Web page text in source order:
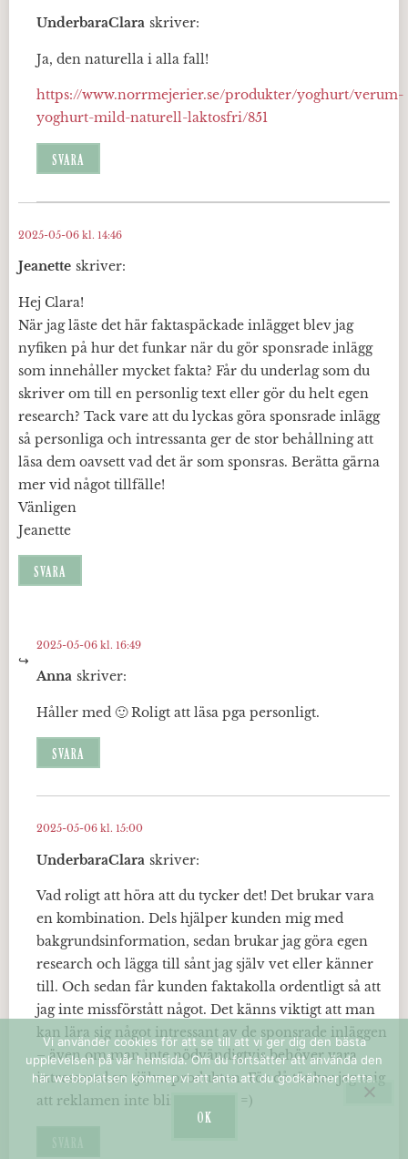
UnderbaraClara skriver:
Ja, den naturella i alla fall!
https://www.norrmejerier.se/produkter/yoghurt/verum-
yoghurt-mild-naturell-laktosfri/851
SVARA
Jeanette skriver:
2025-05-06 kl. 14:46
Hej Clara!
När jag läste det här faktaspäckade inlägget blev jag
nyfiken på hur det funkar när du gör sponsrade inlägg
som innehåller mycket fakta? Får du underlag som du
skriver om till en personlig text eller gör du helt egen
research? Tack vare att du lyckas göra sponsrade inlägg
så personliga och intressanta ger de stor behållning att
läsa dem oavsett vad det är som sponsras. Berätta gärna
mer vid något tillfälle!
Vänligen
Jeanette
SVARA
Anna skriver:
2025-05-06 kl. 16:49
Håller med 🙂 Roligt att läsa pga personligt.
SVARA
UnderbaraClara skriver:
2025-05-06 kl. 15:00
Vad roligt att höra att du tycker det! Det brukar vara
en kombination. Dels hjälper kunden mig med
bakgrundsinformation, sedan brukar jag göra egen
research och lägga till sånt jag själv vet eller känner
till. Och sedan får kunden faktakolla ordentligt så att
jag inte missförstått något. Det känns viktigt att man
kan lära sig något intressant av de sponsrade inläggen
– även om man inte nödvändigtvis behöver vara
intresserad av själva produkten. För då tänker jag mig
att reklamen inte blir störande =)
Vi använder cookies för att se till att vi ger dig den bästa
upplevelsen på vår hemsida. Om du fortsätter att använda den
här webbplatsen kommer vi att anta att du godkänner detta.
OK